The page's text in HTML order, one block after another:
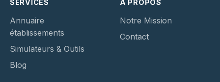
SERVICES
Annuaire
établissements
Simulateurs & Outils
Blog
À PROPOS
Notre Mission
Contact